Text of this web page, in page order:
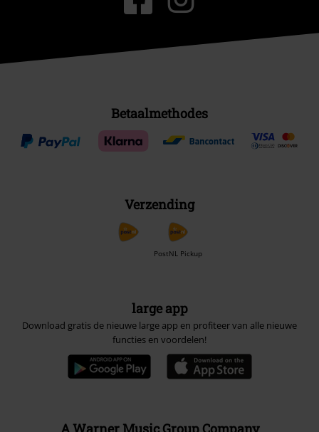
Betaalmethodes
Verzending
PostNL Pickup
large app
Download gratis de nieuwe large app en profiteer van alle nieuwe
functies en voordelen!
A Warner Music Group Company